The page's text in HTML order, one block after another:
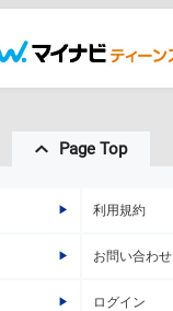
Page Top
利用規約
お問い合わせ
ログイン